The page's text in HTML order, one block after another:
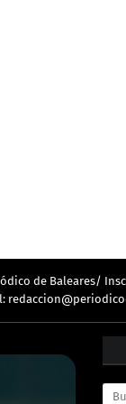
de Baleares/